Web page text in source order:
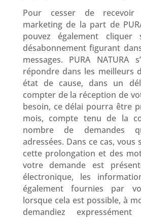
Pour cesser de recevoir
marketing de la part de
pouvez également
désabonnement figurant
messages. PURA NATURA
répondre dans les meilleurs
état de cause, dans un
compter de la réception de
besoin, ce délai pourra être
mois, compte tenu de la
nombre de demandes
adressées. Dans ce cas,
cette prolongation et des
votre demande est
électronique, les
également fournies par
lorsque cela est possible, à
demandiez